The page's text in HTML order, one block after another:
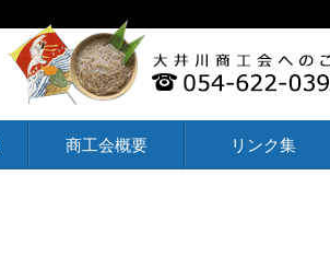
商工会概要 リンク集